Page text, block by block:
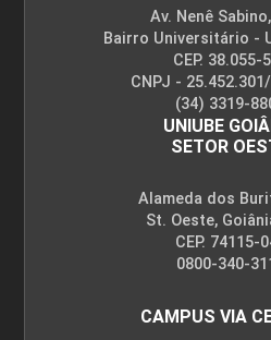
Av. Nenê
Bairro Universitário -
CEP. 38.055-
CNPJ -
(34) 3319-
UNIUBE
SETOR
Alameda dos
St. Oeste,
CEP. 74115-
0800-340-
CAMPUS VIA